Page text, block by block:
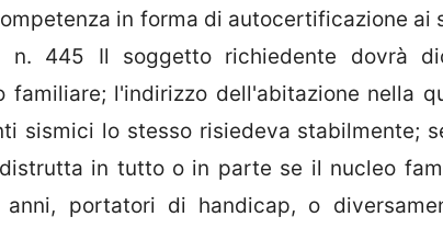
in forma di autocertificazione ai
445 Il soggetto richiedente dovrà
familiare; l'indirizzo dell'abitazione nella
sismici lo stesso risiedeva stabilmente;
in tutto o in parte se il nucleo
portatori di handicap, o